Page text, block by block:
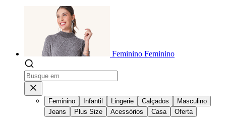
Feminino Feminino
Feminino Infantil Lingerie Calçados
Masculino
Jeans
Plus Size Acessórios Casa Oferta